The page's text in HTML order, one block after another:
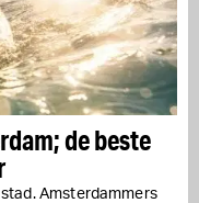
de beste
Amsterdammers